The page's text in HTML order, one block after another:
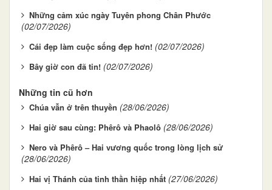
Những cảm xúc ngày Tuyên phong Chân Phước
(02/07/2026)
Cái đẹp làm cuộc sống đẹp hơn! (02/07/2026)
Bây giờ con đã tin! (02/07/2026)
Những tin cũ hơn
Chúa vẫn ở trên thuyền (28/06/2026)
Hai giờ sau cùng: Phêrô và Phaolô (28/06/2026)
Nero và Phêrô – Hai vương quốc trong lòng lịch sử
(28/06/2026)
Hai vị Thánh của tinh thần hiệp nhất (27/06/2026)